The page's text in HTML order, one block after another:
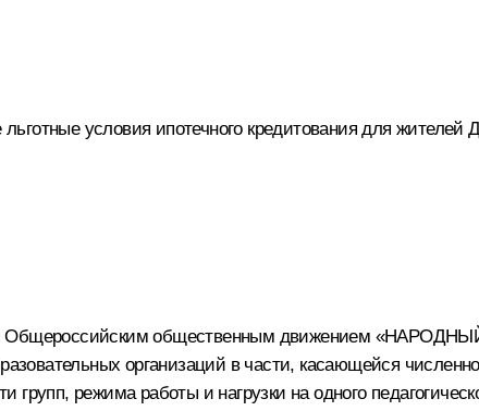
условия ипотечного кредитования для жителей
с Общероссийским общественным движением
организаций в части, касающейся
режима работы и нагрузки на одного